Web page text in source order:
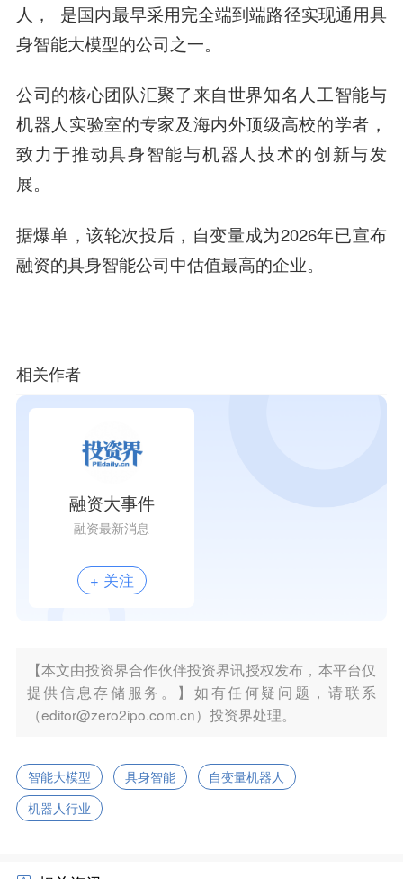
人， 是国内最早采用完全端到端路径实现通用具
身智能大模型的公司之一。
公司的核心团队汇聚了来自世界知名人工智能与
机器人实验室的专家及海内外顶级高校的学者，
致力于推动具身智能与机器人技术的创新与发
展。
据爆单，该轮次投后，自变量成为2026年已宣布
融资的具身智能公司中估值最高的企业。
相关作者
融资大事件
融资最新消息
+ 关注
【本文由投资界合作伙伴投资界讯授权发布，本平台仅
提供信息存储服务。】如有任何疑问题，请联系
（editor@zero2ipo.com.cn）投资界处理。
智能大模型 具身智能
自变量机器人
机器人行业